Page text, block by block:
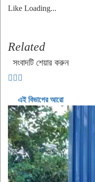
Like Loading...
Related
সংবাদটি শেয়ার করুন
এই বিভাগের আরো